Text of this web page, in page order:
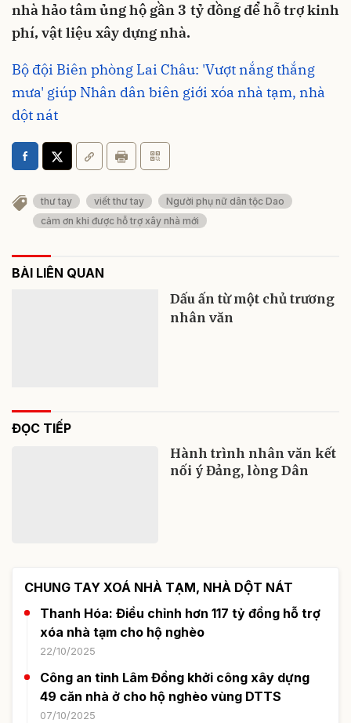
nhà hảo tâm ủng hộ gần 3 tỷ đồng để hỗ trợ kinh
phí, vật liệu xây dựng nhà.
Bộ đội Biên phòng Lai Châu: 'Vượt nắng thắng
mưa' giúp Nhân dân biên giới xóa nhà tạm, nhà
dột nát
thư tay viết thư tay
Người phụ nữ dân tộc Dao
cảm ơn khi được hỗ trợ xây nhà mới
BÀI LIÊN QUAN
Dấu ấn từ một chủ trương
nhân văn
ĐỌC TIẾP
Hành trình nhân văn kết
nối ý Đảng, lòng Dân
CHUNG TAY XOÁ NHÀ TẠM, NHÀ DỘT NÁT
Thanh Hóa: Điều chỉnh hơn 117 tỷ đồng hỗ trợ
xóa nhà tạm cho hộ nghèo
22/10/2025
Công an tỉnh Lâm Đồng khởi công xây dựng
49 căn nhà ở cho hộ nghèo vùng DTTS
07/10/2025